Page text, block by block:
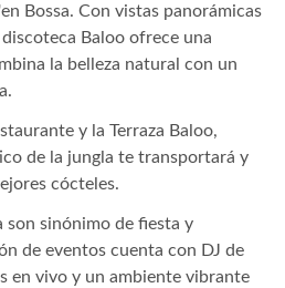
Bossa. Con vistas panorámicas
Baloo ofrece una
la belleza natural con un
y la Terraza Baloo,
de la jungla te transportará y
cócteles.
son sinónimo de fiesta y
de eventos cuenta con DJ de
en vivo y un ambiente vibrante